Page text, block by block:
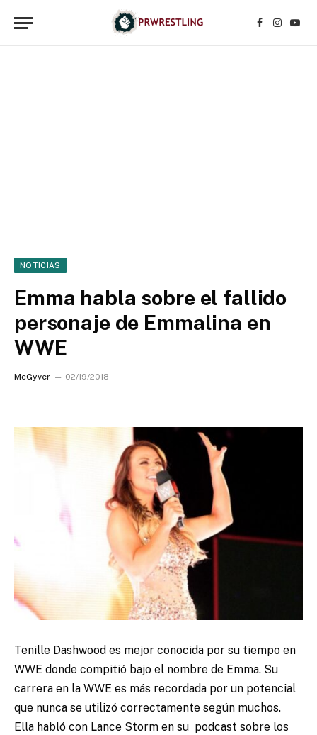
Facebook
NOTICIAS
Emma habla sobre el fallido
personaje de Emmalina en
WWE
McGyver 02/19/2018
Tenille Dashwood es mejor conocida por su tiempo en
WWE donde compitió bajo el nombre de Emma. Su
carrera en la WWE es más recordada por un potencial
que nunca se utilizó correctamente según muchos.
Ella habló con Lance Storm en su podcast sobre los